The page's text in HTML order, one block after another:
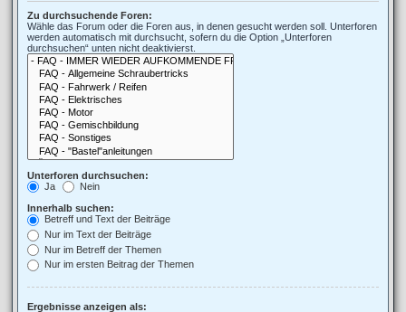
Zu durchsuchende Foren:
Wähle das Forum oder die Foren aus, in denen gesucht werden soll. Unterforen
werden automatisch mit durchsucht, sofern du die Option „Unterforen
durchsuchen“ unten nicht deaktivierst.
Unterforen durchsuchen:
Ja
Nein
Innerhalb suchen:
Betreff und Text der Beiträge
Nur im Text der Beiträge
Nur im Betreff der Themen
Nur im ersten Beitrag der Themen
Ergebnisse anzeigen als: